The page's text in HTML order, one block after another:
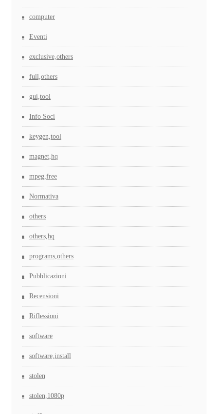
computer
Eventi
exclusive,others
full,others
gui,tool
Info Soci
keygen,tool
magnet,hq
mpeg,free
Normativa
others
others,hq
programs,others
Pubblicazioni
Recensioni
Riflessioni
software
software,install
stolen
stolen,1080p